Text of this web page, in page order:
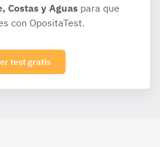
Costas y Aguaspara que
con OpositaTest.
test gratis